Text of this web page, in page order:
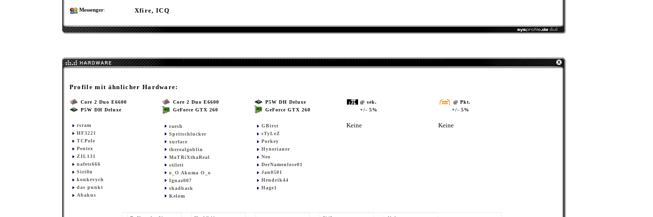
Messenger: Xfire, ICQ
Profile mit ähnlicher Hardware:
Core 2 Duo E6600
P5W DH Deluxe
rsram
HF3221
TCPole
Pentex
ZIL131
nafets666
Siri0n
konkevych
das punkt
Abakus
Core 2 Duo E6600
GeForce GTX 260
raesh
Spritschlucker
xurface
therealgoblin
MaTRiXthaReal
stilett
o_O Akuma O_o
Ignaz007
shadbask
Kelom
P5W DH Deluxe
GeForce GTX 260
GBirst
sTyLeZ
Porkey
Hynerianer
Neo
DerNamenlose01
Jan0501
Hendrik44
Hage1
@ sek.
+/- 5%
Keine
@ Pkt.
+/- 5%
Keine